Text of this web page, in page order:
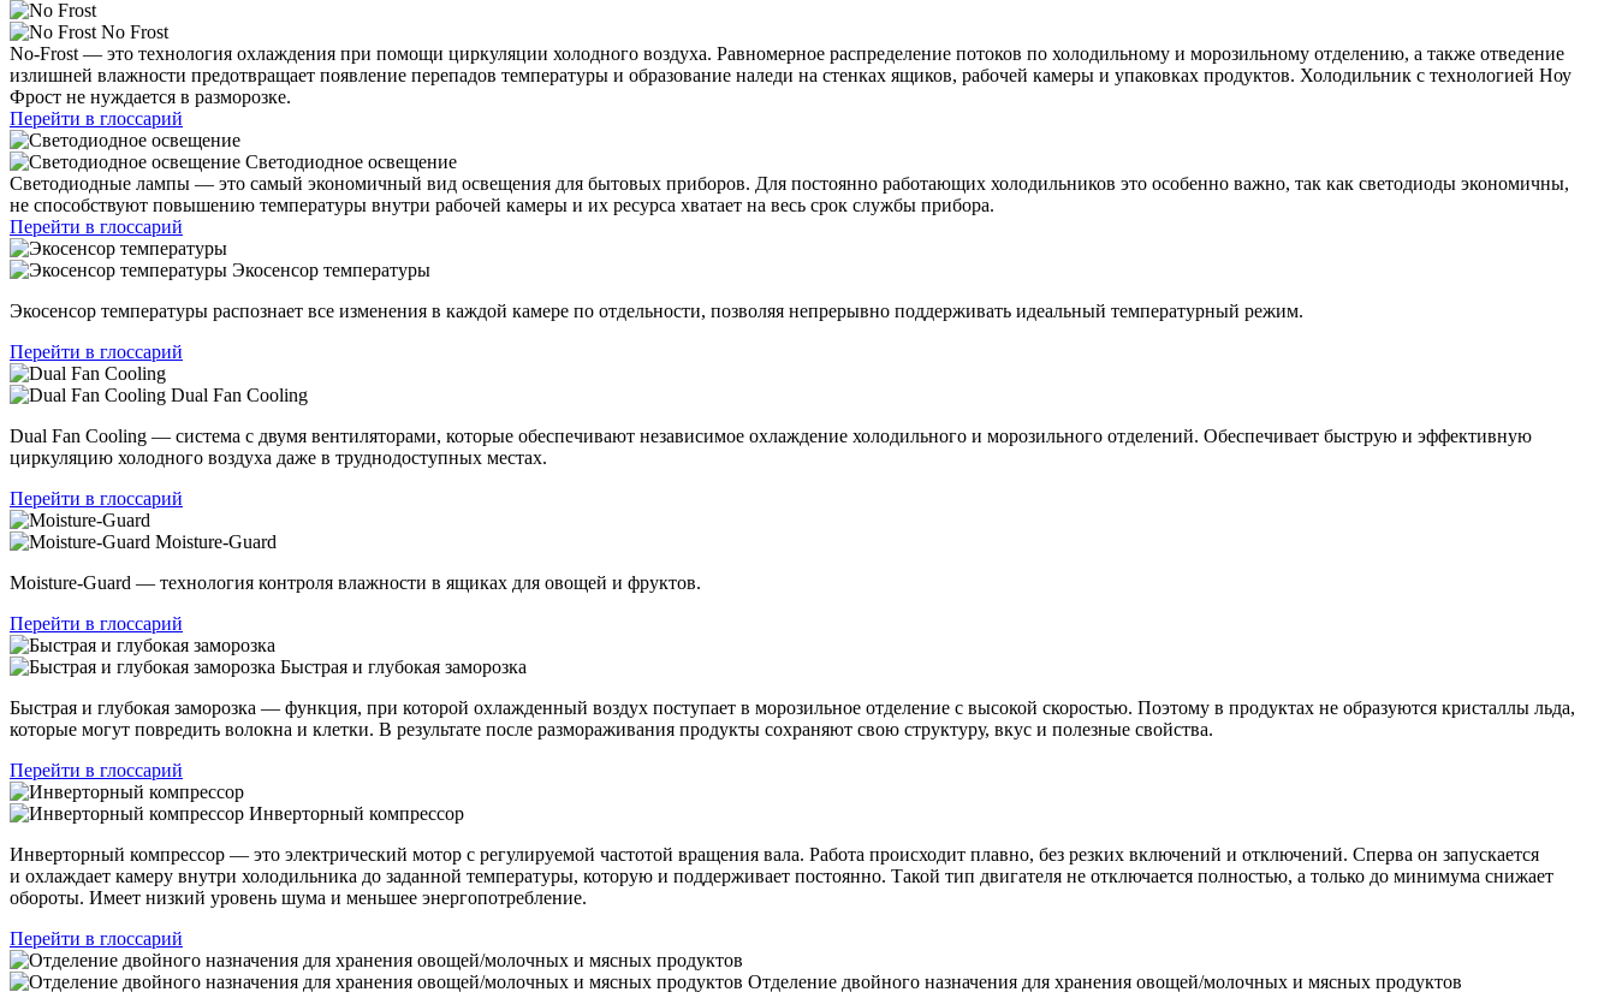
No Frost
No-Frost — это технология охлаждения при помощи циркуляции холодного воздуха. Равномерное распределение потоков по холодильному и морозильному отделению, а также отведение
излишней влажности предотвращает появление перепадов температуры и образование наледи на стенках ящиков, рабочей камеры и упаковках продуктов. Холодильник с технологией Ноу
Фрост не нуждается в разморозке.
Перейти в глоссарий
Светодиодное освещение
Светодиодные лампы — это самый экономичный вид освещения для бытовых приборов. Для постоянно работающих холодильников это особенно важно, так как светодиоды экономичны,
не способствуют повышению температуры внутри рабочей камеры и их ресурса хватает на весь срок службы прибора.
Перейти в глоссарий
Экосенсор температуры
Экосенсор температуры распознает все изменения в каждой камере по отдельности, позволяя непрерывно поддерживать идеальный температурный режим.
Перейти в глоссарий
Dual Fan Cooling
Dual Fan Cooling — система с двумя вентиляторами, которые обеспечивают независимое охлаждение холодильного и морозильного отделений. Обеспечивает быструю и эффективную
циркуляцию холодного воздуха даже в труднодоступных местах.
Перейти в глоссарий
Moisture-Guard
Moisture-Guard — технология контроля влажности в ящиках для овощей и фруктов.
Перейти в глоссарий
Быстрая и глубокая заморозка
Быстрая и глубокая заморозка — функция, при которой охлажденный воздух поступает в морозильное отделение с высокой скоростью. Поэтому в продуктах не образуются кристаллы льда,
которые могут повредить волокна и клетки. В результате после размораживания продукты сохраняют свою структуру, вкус и полезные свойства.
Перейти в глоссарий
Инверторный компрессор
Инверторный компрессор — это электрический мотор с регулируемой частотой вращения вала. Работа происходит плавно, без резких включений и отключений. Сперва он запускается
и охлаждает камеру внутри холодильника до заданной температуры, которую и поддерживает постоянно. Такой тип двигателя не отключается полностью, а только до минимума снижает
обороты. Имеет низкий уровень шума и меньшее энергопотребление.
Перейти в глоссарий
Отделение двойного назначения для хранения овощей/молочных и мясных продуктов